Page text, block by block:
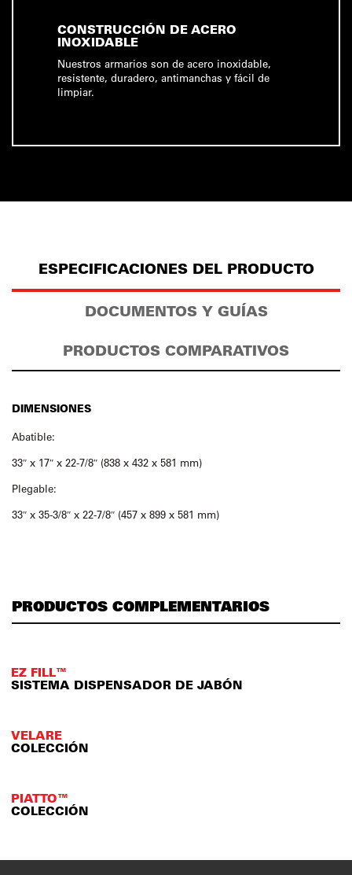
CONSTRUCCIÓN DE ACERO
INOXIDABLE
Nuestros armarios son de acero inoxidable,
resistente, duradero, antimanchas y fácil de
limpiar.
ESPECIFICACIONES DEL PRODUCTO
DOCUMENTOS Y GUÍAS
PRODUCTOS COMPARATIVOS
DIMENSIONES
Abatible:
33″ x 17″ x 22-7/8″ (838 x 432 x 581 mm)
Plegable:
33″ x 35-3/8″ x 22-7/8″ (457 x 899 x 581 mm)
PRODUCTOS COMPLEMENTARIOS
EZ FILL™
SISTEMA DISPENSADOR DE JABÓN
VELARE
COLECCIÓN
PIATTO™
COLECCIÓN